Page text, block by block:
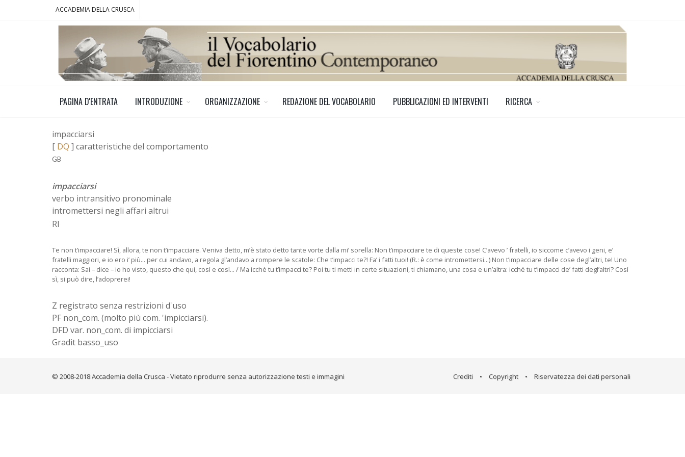
ACCADEMIA DELLA CRUSCA
PAGINA D'ENTRATA INTRODUZIONE ORGANIZZAZIONE REDAZIONE DEL VOCABOLARIO PUBBLICAZIONI ED INTERVENTI RICERCA
impacciarsi
[ DQ ] caratteristiche del comportamento
GB
impacciarsi
verbo intransitivo pronominale
intromettersi negli affari altrui
RI
Te non t’impacciare! Sì, allora, te non t’impacciare. Veniva detto, m’è stato detto tante vorte dalla mi’ sorella: Non t’impacciare te di queste cose! C’avevo ’ fratelli, io siccome c’avevo i geni, e’
fratelli maggiori, e io ero i’ più... per cui andavo, a regola gl’andavo a rompere le scatole: Che t’impacci te?! Fa’ i fatti tuoi! (R.: è come intromettersi...) Non t’impacciare delle cose degl’altri, te! Uno
racconta: Sai – dice – io ho visto, questo che qui, così e così... / Ma icché tu t’impacci te? Poi tu ti metti in certe situazioni, ti chiamano, una cosa e un’altra: icché tu t’impacci de’ fatti degl’altri? Così
sì, si può dire, l’adoprerei!
Z registrato senza restrizioni d'uso
PF non_com. (molto più com. 'impicciarsi).
DFD var. non_com. di impicciarsi
Gradit basso_uso
Crediti • Copyright • Riservatezza dei dati personali
© 2008-2018 Accademia della Crusca - Vietato riprodurre senza autorizzazione testi e immagini